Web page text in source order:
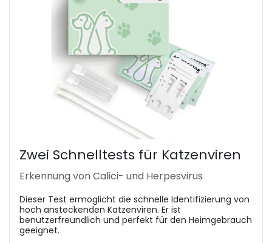
Zwei Schnelltests für Katzenviren
Erkennung von Calici- und Herpesvirus
Dieser Test ermöglicht die schnelle Identifizierung von
hoch ansteckenden Katzenviren. Er ist
benutzerfreundlich und perfekt für den Heimgebrauch
geeignet.